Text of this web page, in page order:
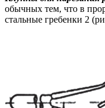
обычных тем, что в
стальные гребенки 2